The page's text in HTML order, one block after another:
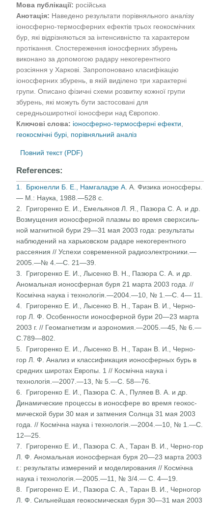
Мова публікації: російська
Анотація: Наведено результати порівняльного аналізу
іоносферно-термосферних ефектів трьох геокосмічних
бур, які відрізняються за інтенсивністю та характером
протікання. Спостереження іоносферних збурень
виконано за допомогою радару некогерентного
розсіяння у Харкові. Запропоновано класифікацію
іоносферних збурень, в якій виділено три характерні
групи. Описано фізичні схеми розвитку кожної групи
збурень, які можуть бути застосовані для
середньоширотної іоносфери над Європою.
Ключові слова: іоносферно-термосферні ефекти
геокосмічні бурі порівняльний аналіз
Повний текст (PDF)
References:
1. Брюнелли Б. Е., Намгаладзе А . А. Физика ионосферы.
— М.: Наука, 1988.—528 с.
2. Григоренко Е. И., Емельянов Л. Я., Пазюра С. А. и др.
Возмущения ионосферной плазмы во время сверхсиль­
ной магнитной бури 29—31 мая 2003 года: результаты
наблюдений на харьковском радаре некогерентного
рассеяния // Успехи современной радиоэлектроники.—
2005.—№ 4.—С. 21—39.
3. Григоренко Е. И., Лысенко В. Н., Пазюра С. А. и др.
Аномальная ионосферная буря 21 марта 2003 года. //
Космічна наука і технологія.—2004.—10, № 1.—С. 4— 11.
4. Григоренко Е. И., Лысенко В. Н., Таран В. И., Черно-
гор Л. Ф. Особенности ионосферной бури 20—23 марта
2003 г. // Геомагнетизм и аэрономия.—2005.—45, № 6.—
С.789—802.
5. Григоренко Е. И., Лысенко В. Н., Таран В. И., Черно-
гор Л. Ф. Анализ и классификация ионосферных бурь в
средних широтах Европы. 1 // Космічна наука і
технологія.—2007.—13, № 5.—С. 58—76.
6. Григоренко Е. И., Пазюра С. А., Пуляев В. А. и др.
Динамические процессы в ионосфере во время геокос­
мической бури 30 мая и затмения Солнца 31 мая 2003
года. // Космічна наука і технологія.—2004.—10, № 1.—С.
12—25.
7. Григоренко Е. И., Пазюра С. А., Таран В. И., Черно-гор
Л. Ф. Аномальная ионосферная буря 20—23 марта 2003
г.: результаты измерений и моделирования // Космічна
наука і технологія.—2005.—11, № 3/4.— С. 4—19.
8. Григоренко Е. И., Пазюра С. А., Таран В. И., Черногор
Л. Ф. Сильнейшая геокосмическая буря 30—31 мая 2003